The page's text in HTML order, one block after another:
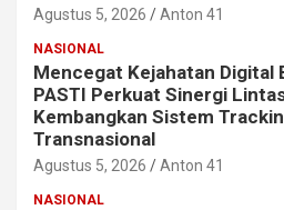
Agustus 5, 2026 Anton 41
NASIONAL
Mencegat Kejahatan Digital
PASTI Perkuat Sinergi
Kembangkan Sistem
Transnasional
Agustus 5, 2026 Anton 41
NASIONAL